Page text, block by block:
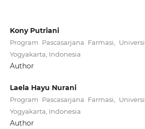
Kony Putriani
Program Pascasarjana Farmasi,
Yogyakarta, Indonesia
Author
Laela Hayu Nurani
Program Pascasarjana Farmasi,
Yogyakarta, Indonesia
Author